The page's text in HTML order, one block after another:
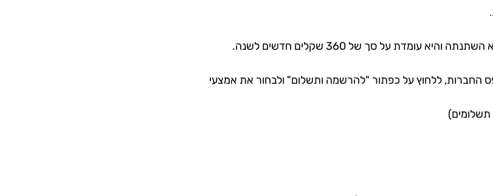
עומדת על סך של 360 שקלים חדשים לשנה.
החברות, ללחוץ על כפתור "להרשמה ותשלום" ולבחור את אמצעי